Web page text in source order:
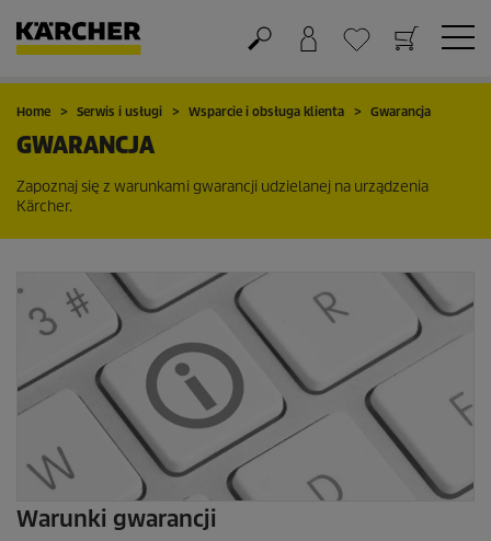
Koszyk
Lista życzeń
Home Serwis i usługi Wsparcie i obsługa klienta Gwarancja
GWARANCJA
Zapoznaj się z warunkami gwarancji udzielanej na urządzenia
Kärcher.
Warunki gwarancji